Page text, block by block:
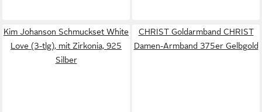
Kim Johanson Schmuckset White
Love (3-tlg), mit Zirkonia, 925
Silber
CHRIST Goldarmband CHRIST
Damen-Armband 375er Gelbgold